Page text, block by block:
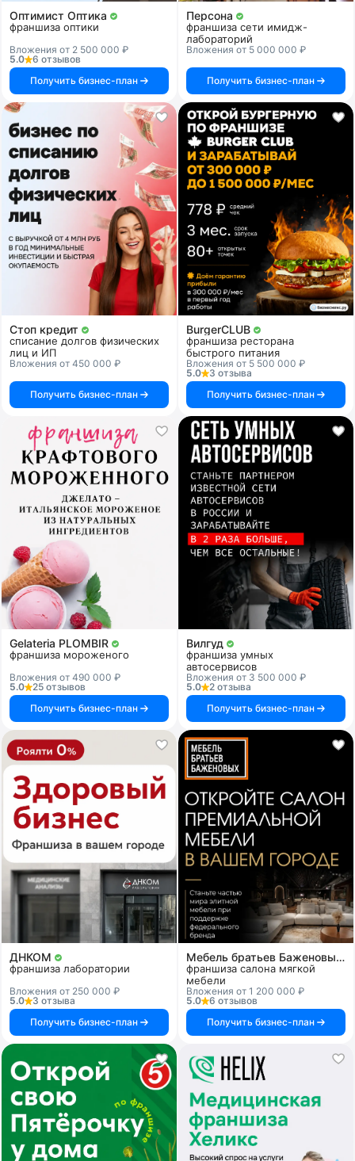
Оптимист Оптика
франшиза оптики
Вложения от 2 500 000 ₽
5.0
6 отзывов
Получить бизнес-план
Персона
франшиза сети имидж-
лабораторий
Вложения от 5 000 000 ₽
Получить бизнес-план
Стоп кредит
списание долгов физических
лиц и ИП
Вложения от 450 000 ₽
Получить бизнес-план
BurgerCLUB
франшиза ресторана
быстрого питания
Вложения от 5 500 000 ₽
5.0
3 отзыва
Получить бизнес-план
Gelateria PLOMBIR
франшиза мороженого
Вложения от 490 000 ₽
5.0
25 отзывов
Получить бизнес-план
Вилгуд
франшиза умных
автосервисов
Вложения от 3 500 000 ₽
5.0
2 отзыва
Получить бизнес-план
ДНКОМ
франшиза лаборатории
Вложения от 250 000 ₽
5.0
3 отзыва
Получить бизнес-план
Мебель братьев Баженовых
франшиза салона мягкой
мебели
Вложения от 1 200 000 ₽
5.0
6 отзывов
Получить бизнес-план